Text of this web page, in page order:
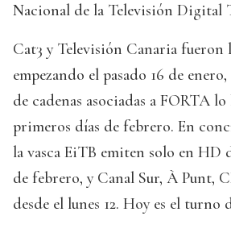
Nacional de la Televisión Digital
Cat3 y Televisión Canaria fueron
empezando el pasado 16 de
de cadenas asociadas a FORTA
primeros días de febrero. En
la vasca EiTB emiten solo en HD
de febrero, y Canal Sur, À Punt,
desde el lunes 12. Hoy es el turno